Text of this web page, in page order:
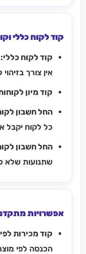
קוד לקוח כללי
קוד לקוח כללי:
אין צורך
קוד מיון
החל חשבון
כל לקוח יקבל
החל חשבון
שתנועות שלא
אפשרויות
קוד מכירות
הכנסה לפי